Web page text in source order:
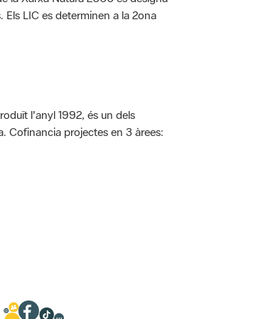
LIC es determinen a la 2ona
l'anyl 1992, és un dels
Cofinancia projectes en 3 àrees: